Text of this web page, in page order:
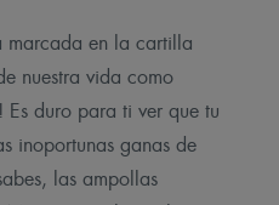
marcada en la cartilla
nuestra vida como
Es duro para ti ver que tu
inoportunas ganas de
las ampollas